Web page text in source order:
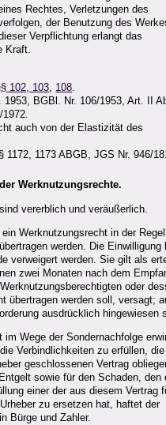
Rechtes, Verletzungen des
der Benutzung des
Verpflichtung erlangt das
Kraft.
102, 103 108
1953, BGBl. Nr. 106/1953, Art. II
auch von der Elastizität des
1172, 1173 ABGB, JGS Nr. 946/
Werknutzungsrechte.
vererblich und veräußerlich.
Werknutzungsrecht in der
werden. Die Einwilligung
verweigert werden. Sie gilt als
zwei Monaten nach dem
oder
übertragen werden soll, versagt;
ausdrücklich hingewiesen
im Wege der Sondernachfolge
Verbindlichkeiten zu erfüllen, die
geschlossenen Vertrag
sowie für den Schaden, den
einer der aus diesem Vertrag
zu ersetzen hat, haftet der
Bürge und Zahler.